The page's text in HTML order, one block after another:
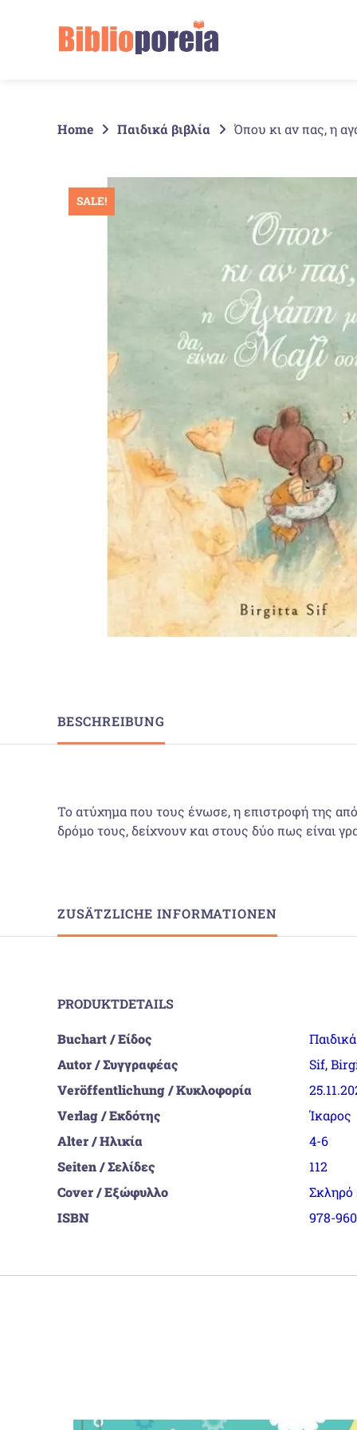
Home Παιδικά βιβλία Όπου κι αν πας, η
SALE!
BESCHREIBUNG
Το ατύχημα που τους ένωσε, η επιστροφή της
δρόμο τους, δείχνουν και στους δύο πως είναι
ZUSÄTZLICHE INFORMATIONEN
PRODUKTDETAILS
Buchart / Είδος
Autor / Συγγραφέας
Sif,
Veröffentlichung / Κυκλοφορία
Verlag / Εκδότης
Ίκαρος
Alter / Ηλικία
4-6
Seiten / Σελίδες
112
Cover / Εξώφυλλο
ISBN
978-